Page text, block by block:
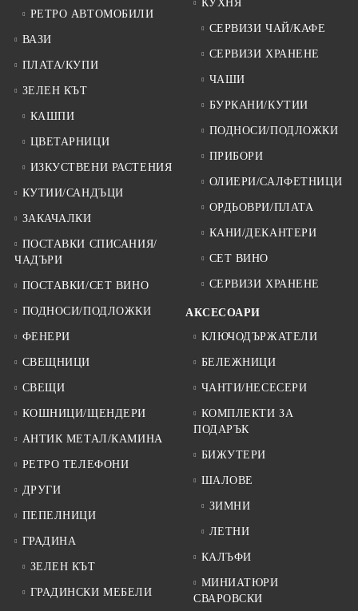
РЕТРО АВТОМОБИЛИ
ВАЗИ
ПЛАТА/КУПИ
ЗЕЛЕН КЪТ
КАШПИ
ЦВЕТАРНИЦИ
ИЗКУСТВЕНИ РАСТЕНИЯ
КУТИИ/САНДЪЦИ
ЗАКАЧАЛКИ
ПОСТАВКИ СПИСАНИЯ/
ЧАДЪРИ
ПОСТАВКИ/СЕТ ВИНО
ПОДНОСИ/ПОДЛОЖКИ
ФЕНЕРИ
СВЕЩНИЦИ
СВЕЩИ
КОШНИЦИ/ЩЕНДЕРИ
АНТИК МЕТАЛ/КАМИНА
РЕТРО ТЕЛЕФОНИ
ДРУГИ
ПЕПЕЛНИЦИ
ГРАДИНА
ЗЕЛЕН КЪТ
ГРАДИНСКИ МЕБЕЛИ
КУХНЯ
СЕРВИЗИ ЧАЙ/КАФЕ
СЕРВИЗИ ХРАНЕНЕ
ЧАШИ
БУРКАНИ/КУТИИ
ПОДНОСИ/ПОДЛОЖКИ
ПРИБОРИ
ОЛИЕРИ/САЛФЕТНИЦИ
ОРДЬОВРИ/ПЛАТА
КАНИ/ДЕКАНТЕРИ
СЕТ ВИНО
СЕРВИЗИ ХРАНЕНЕ
АКСЕСОАРИ
КЛЮЧОДЪРЖАТЕЛИ
БЕЛЕЖНИЦИ
ЧАНТИ/НЕСЕСЕРИ
КОМПЛЕКТИ ЗА
ПОДАРЪК
БИЖУТЕРИ
ШАЛОВЕ
ЗИМНИ
ЛЕТНИ
КАЛЪФИ
МИНИАТЮРИ
СВАРОВСКИ